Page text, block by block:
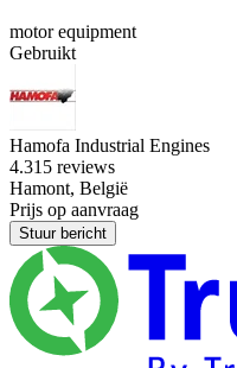
motor equipment
Gebruikt
Hamofa Industrial Engines
4.315 reviews
Hamont, België
Prijs op aanvraag
Stuur bericht